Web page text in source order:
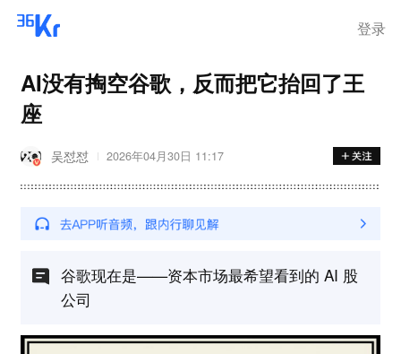
登录
AI没有掏空谷歌，反而把它抬回了王
座
吴怼怼 2026年04月30日 11:17
谷歌现在是——资本市场最希望看到的 AI 股
公司